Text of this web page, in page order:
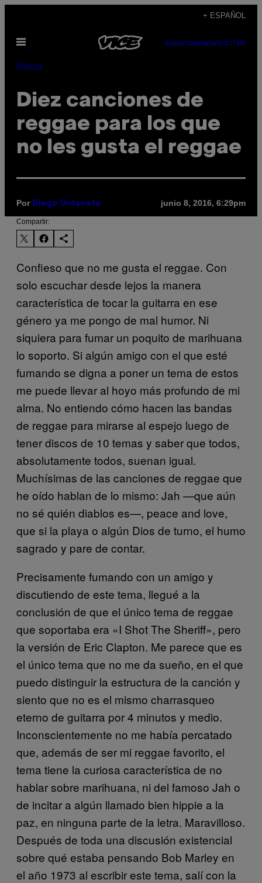
contenido
+ ESPAÑOL
Abrir
SUBSCRIBENEWSLETTER
Música
Diez canciones de
reggae para los que
no les gusta el reggae
Por Diego Urdaneta junio 8, 2016, 6:29pm
Compartir:
Confieso que no me gusta el reggae. Con
solo escuchar desde lejos la manera
característica de tocar la guitarra en ese
género ya me pongo de mal humor. Ni
siquiera para fumar un poquito de marihuana
lo soporto. Si algún amigo con el que esté
fumando se digna a poner un tema de estos
me puede llevar al hoyo más profundo de mi
alma. No entiendo cómo hacen las bandas
de reggae para mirarse al espejo luego de
tener discos de 10 temas y saber que todos,
absolutamente todos, suenan igual.
Muchísimas de las canciones de reggae que
he oído hablan de lo mismo: Jah —que aún
no sé quién diablos es—, peace and love,
que si la playa o algún Dios de turno, el humo
sagrado y pare de contar.
Precisamente fumando con un amigo y
discutiendo de este tema, llegué a la
conclusión de que el único tema de reggae
que soportaba era «I Shot The Sheriff», pero
la versión de Eric Clapton. Me parece que es
el único tema que no me da sueño, en el que
puedo distinguir la estructura de la canción y
siento que no es el mismo charrasqueo
eterno de guitarra por 4 minutos y medio.
Inconscientemente no me había percatado
que, además de ser mi reggae favorito, el
tema tiene la curiosa característica de no
hablar sobre marihuana, ni del famoso Jah o
de incitar a algún llamado bien hippie a la
paz, en ninguna parte de la letra. Maravilloso.
Después de toda una discusión existencial
sobre qué estaba pensando Bob Marley en
el año 1973 al escribir este tema, salí con la